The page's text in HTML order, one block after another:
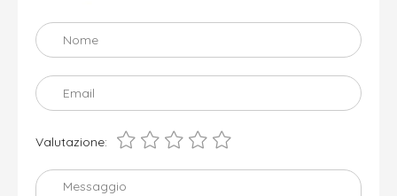
Nome
Email
Valutazione:
Messaggio